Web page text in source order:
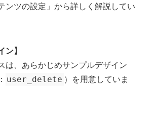
ンツの設定」から詳しく解説してい
ン】
は、あらかじめサンプルデザイン
user_delete ）を用意していま